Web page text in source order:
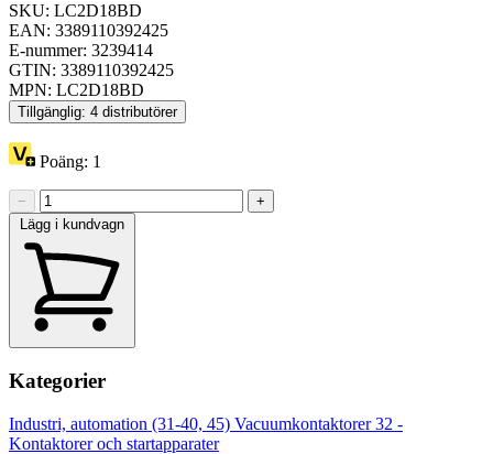
SKU: LC2D18BD
EAN: 3389110392425
E-nummer: 3239414
GTIN: 3389110392425
MPN: LC2D18BD
Tillgänglig: 4 distributörer
Poäng: 1
−
+
Lägg i kundvagn
Kategorier
Industri, automation (31-40, 45) Vacuumkontaktorer32 -
Kontaktorer och startapparater